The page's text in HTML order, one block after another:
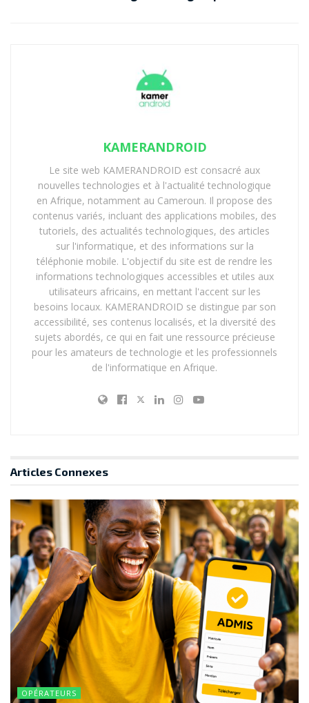
KAMERANDROID
Le site web KAMERANDROID est consacré aux
nouvelles technologies et à l'actualité technologique
en Afrique, notamment au Cameroun. Il propose des
contenus variés, incluant des applications mobiles, des
tutoriels, des actualités technologiques, des articles
sur l'informatique, et des informations sur la
téléphonie mobile. L'objectif du site est de rendre les
informations technologiques accessibles et utiles aux
utilisateurs africains, en mettant l'accent sur les
besoins locaux. KAMERANDROID se distingue par son
accessibilité, ses contenus localisés, et la diversité des
sujets abordés, ce qui en fait une ressource précieuse
pour les amateurs de technologie et les professionnels
de l'informatique en Afrique.
Articles Connexes
OPÉRATEURS